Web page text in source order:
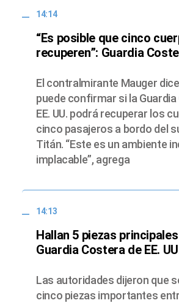
14:14
“Es posible que cinco
recuperen”: Guardia
El contralmirante Mauger
puede confirmar si la
EE. UU. podrá recuperar los
cinco pasajeros a bordo del
Titán. “Este es un ambiente
implacable”, agrega
14:13
Hallan 5 piezas
Guardia Costera de EE.
Las autoridades dijeron que
cinco piezas importantes